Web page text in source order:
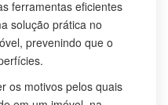
ferramentas eficientes
solução prática no
prevenindo que o
os motivos pelos quais